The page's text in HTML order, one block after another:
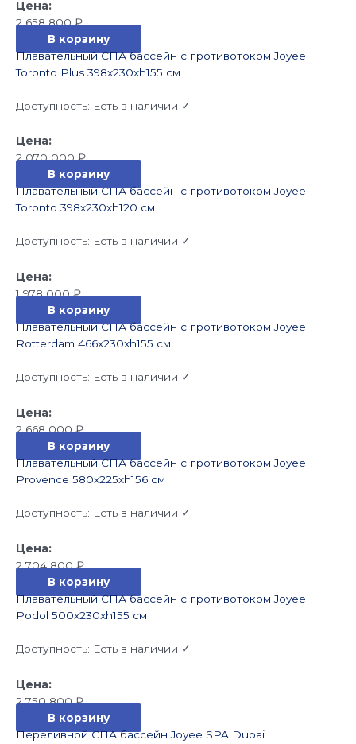
2 658 800₽
В корзину
Плавательный СПА бассейн с противотоком Joyee
Toronto Plus 398x230xh155 см
Доступность: Есть в наличии ✓
2 070 000₽
В корзину
Плавательный СПА бассейн с противотоком Joyee
Toronto 398x230xh120 см
Доступность: Есть в наличии ✓
1 978 000₽
В корзину
Плавательный СПА бассейн с противотоком Joyee
Rotterdam 466x230xh155 см
Доступность: Есть в наличии ✓
2 668 000₽
В корзину
Плавательный СПА бассейн с противотоком Joyee
Provence 580x225xh156 см
Доступность: Есть в наличии ✓
2 704 800₽
В корзину
Плавательный СПА бассейн с противотоком Joyee
Podol 500x230xh155 см
Доступность: Есть в наличии ✓
2 750 800₽
В корзину
Переливной СПА бассейн Joyee SPA Dubai